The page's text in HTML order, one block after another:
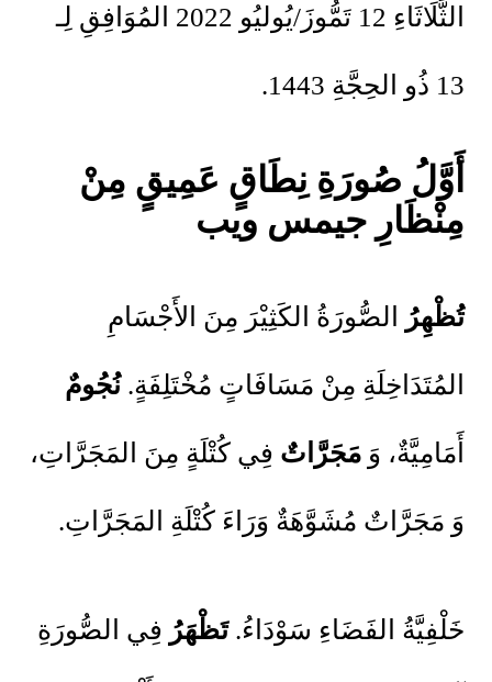
الثَّلَاثَاءِ 12 تَمُّوزَ/يُوليُو 2022 المُوَافِقِ لِـ
13 ذُو الحِجَّةِ 1443.
أَوَّلُ صُورَةِ نِطَاقٍ عَمِيقٍ مِنْ
مِنْظَارِ جيمس ويب
تُظْهِرُ الصُّورَةُ الكَثِيْرَ مِنَ الأَجْسَامِ
المُتَدَاخِلَةِ مِنْ مَسَافَاتٍ مُخْتَلِفَةٍ.نُجُومٌ
أَمَامِيَّةٌ، وَ مَجَرَّاتٌ فِي كُتْلَةٍ مِنَ المَجَرَّاتِ،
وَ مَجَرَّاتٌ مُشَوَّهَةٌ وَرَاءَ كُتْلَةِ المَجَرَّاتِ.
خَلْفِيَّةُ الفَضَاءِ سَوْدَاءُ.تَظْهَرُ فِي الصُّورَةِ